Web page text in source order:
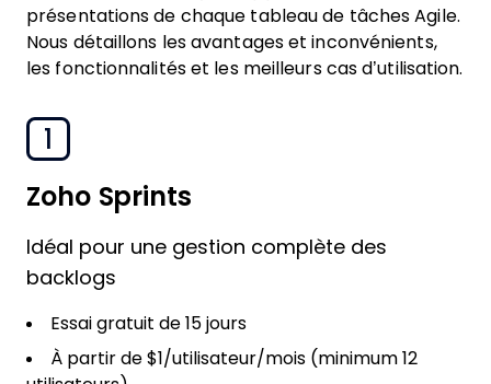
présentations de chaque tableau de tâches Agile.
Nous détaillons les avantages et inconvénients,
les fonctionnalités et les meilleurs cas d’utilisation.
1
Zoho Sprints
Idéal pour une gestion complète des
backlogs
Essai gratuit de 15 jours
À partir de $1/utilisateur/mois (minimum 12